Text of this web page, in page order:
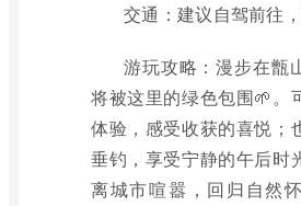
交通：建议自驾前往，
游玩攻略：漫步在甑
将被这里的绿色包围🌱。
体验，感受收获的喜悦；
垂钓，享受宁静的午后时
离城市喧嚣，回归自然